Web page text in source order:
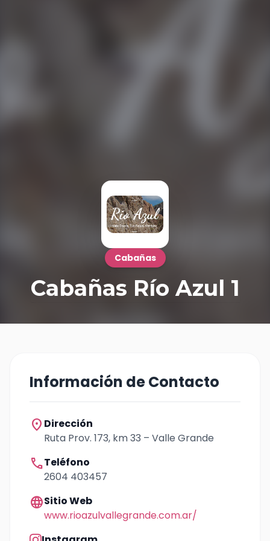
Cabañas
Cabañas Río Azul 1
Información de Contacto
location_on Dirección
Ruta Prov. 173, km 33 – Valle Grande
callTeléfono
2604 403457
languageSitio Web
www.rioazulvallegrande.com.ar/